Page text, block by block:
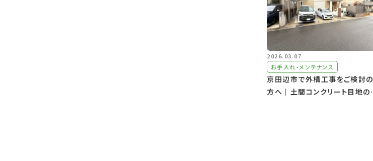
2026.03.07
お手入れ・メンテナンス
京田辺市で外構工事をご検討の
方へ｜土間コンクリート目地の